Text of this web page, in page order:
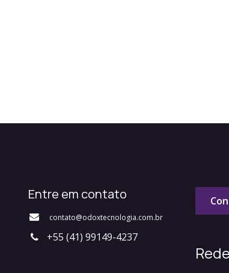
Entre em contato
contato@odoxtecnologia.com.br
+55 (41) 99149-4237​